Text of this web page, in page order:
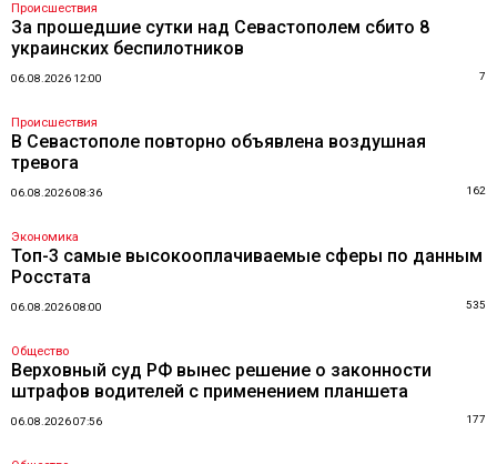
Происшествия
За прошедшие сутки над Севастополем сбито 8
украинских беспилотников
06.08.2026 12:00 7
Происшествия
В Севастополе повторно объявлена воздушная
тревога
06.08.2026 08:36 162
Экономика
Топ-3 самые высокооплачиваемые сферы по данным
Росстата
06.08.2026 08:00 535
Общество
Верховный суд РФ вынес решение о законности
штрафов водителей с применением планшета
06.08.2026 07:56 177